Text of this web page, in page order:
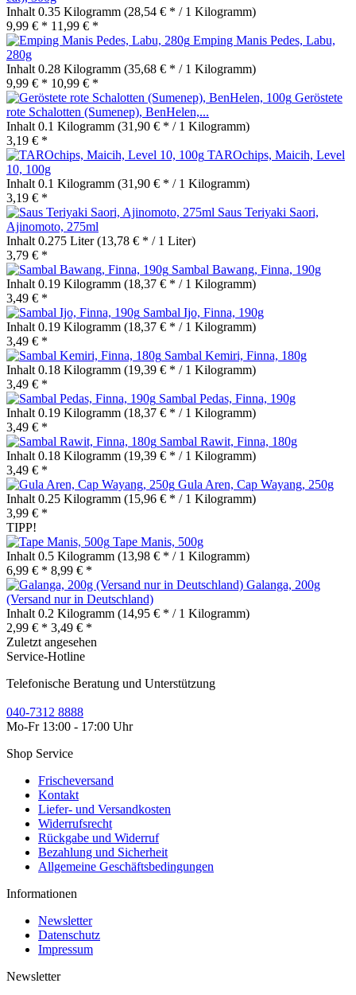
Inhalt 0.35 Kilogramm (28,54 € * / 1 Kilogramm)
9,99 € * 11,99 € *
Emping Manis Pedes, Labu,
280g
Inhalt 0.28 Kilogramm (35,68 € * / 1 Kilogramm)
9,99 € * 10,99 € *
Geröstete
rote Schalotten (Sumenep), BenHelen,...
Inhalt 0.1 Kilogramm (31,90 € * / 1 Kilogramm)
3,19 € *
TAROchips, Maicih, Level
10, 100g
Inhalt 0.1 Kilogramm (31,90 € * / 1 Kilogramm)
3,19 € *
Saus Teriyaki Saori,
Ajinomoto, 275ml
Inhalt 0.275 Liter(13,78 € * / 1 Liter)
3,79 € *
Sambal Bawang, Finna, 190g
Inhalt 0.19 Kilogramm (18,37 € * / 1 Kilogramm)
3,49 € *
Sambal Ijo, Finna, 190g
Inhalt 0.19 Kilogramm (18,37 € * / 1 Kilogramm)
3,49 € *
Sambal Kemiri, Finna, 180g
Inhalt 0.18 Kilogramm (19,39 € * / 1 Kilogramm)
3,49 € *
Sambal Pedas, Finna, 190g
Inhalt 0.19 Kilogramm (18,37 € * / 1 Kilogramm)
3,49 € *
Sambal Rawit, Finna, 180g
Inhalt 0.18 Kilogramm (19,39 € * / 1 Kilogramm)
3,49 € *
Gula Aren, Cap Wayang, 250g
Inhalt 0.25 Kilogramm (15,96 € * / 1 Kilogramm)
3,99 € *
TIPP!
Tape Manis, 500g
Inhalt 0.5 Kilogramm (13,98 € * / 1 Kilogramm)
6,99 € * 8,99 € *
Galanga, 200g
(Versand nur in Deutschland)
Inhalt 0.2 Kilogramm (14,95 € * / 1 Kilogramm)
2,99 € * 3,49 € *
Zuletzt angesehen
Service-Hotline
Telefonische Beratung und Unterstützung
040-7312 8888
Mo-Fr 13:00 - 17:00 Uhr
Shop Service
Frischeversand
Kontakt
Liefer- und Versandkosten
Widerrufsrecht
Rückgabe und Widerruf
Bezahlung und Sicherheit
Allgemeine Geschäftsbedingungen
Informationen
Newsletter
Datenschutz
Impressum
Newsletter